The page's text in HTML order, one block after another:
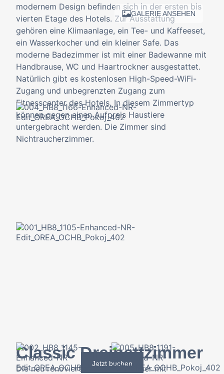
GALERIE ANSEHEN
modernem Design befinden sich in der ersten bis
vierten Etage des Hotels. Zur Ausstattung
gehören eine Klimaanlage, ein Tee- und Kaffeeset,
ein Wasserkocher und ein kleiner Safe. Das
moderne Badezimmer ist mit einer Badewanne mit
Handbrause, WC und Haartrockner ausgestattet.
Natürlich gibt es kostenlosen High-Speed-WiFi-
Zugang und unbegrenzten Zugang zum
Fitnesscenter des Hotels. In diesem Zimmertyp
können gegen einen Aufpreis Haustiere
untergebracht werden. Die Zimmer sind
Nichtraucherzimmer.
Jetzt buchen
Classic Dreibettzimmer
Die neu renovierten Classic-Zimmer mit